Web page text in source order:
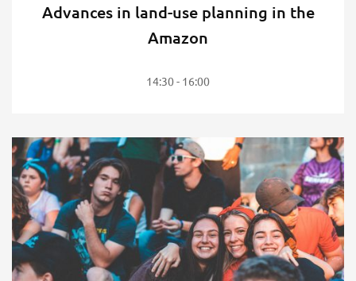
Advances in land-use planning in the
Amazon
14:30 - 16:00